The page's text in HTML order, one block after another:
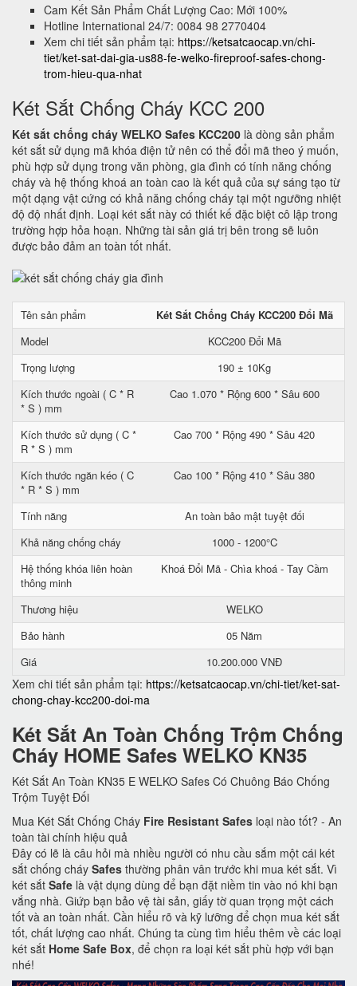
Cam Kết Sản Phẩm Chất Lượng Cao: Mới 100%
Hotline International 24/7: 0084 98 2770404
Xem chi tiết sản phẩm tại: https://ketsatcaocap.vn/chi-
tiet/ket-sat-dai-gia-us88-fe-welko-fireproof-safes-chong-
trom-hieu-qua-nhat
Két Sắt Chống Cháy KCC 200
Két sắt chống cháy WELKO Safes KCC200 là dòng sản phẩm
két sắt sử dụng mã khóa điện tử nên có thể đổi mã theo ý muốn,
phù hợp sử dụng trong văn phòng, gia đình có tính năng chống
cháy và hệ thống khoá an toàn cao là kết quả của sự sáng tạo từ
một dạng vật cứng có khả năng chống cháy tại một ngưỡng nhiệt
độ độ nhất định. Loại két sắt này có thiết kế đặc biệt cô lập trong
trường hợp hỏa hoạn. Những tài sản giá trị bên trong sẽ luôn
được bảo đảm an toàn tốt nhất.
Tên sản phẩm
Két Sắt Chống Cháy KCC200 Đổi Mã
Model
KCC200 Đổi Mã
Trọng lượng
190 ± 10Kg
Kích thước ngoài ( C * R
* S ) mm
Cao 1.070 * Rộng 600 * Sâu 600
Kích thước sử dụng ( C *
R * S ) mm
Cao 700 * Rộng 490 * Sâu 420
Kích thước ngăn kéo ( C
* R * S ) mm
Cao 100 * Rộng 410 * Sâu 380
Tính năng
An toàn bảo mật tuyệt đối
Khả năng chống cháy
1000 - 1200°C
Hệ thống khóa liên hoàn
thông minh
Khoá Đổi Mã - Chìa khoá - Tay Cầm
Thương hiệu
WELKO
Bảo hành
05 Năm
Giá
10.200.000 VNĐ
Xem chi tiết sản phẩm tại: https://ketsatcaocap.vn/chi-tiet/ket-sat-
chong-chay-kcc200-doi-ma
Két Sắt An Toàn Chống Trộm Chống
Cháy HOME Safes WELKO KN35
Két Sắt An Toàn KN35 E WELKO Safes Có Chuông Báo Chống
Trộm Tuyệt Đối
Mua Két Sắt Chống Cháy Fire Resistant Safes loại nào tốt? - An
toàn tài chính hiệu quả
Đây có lẽ là câu hỏi mà nhiều người có nhu cầu sắm một cái két
sắt chống cháy Safes thường phân vân trước khi mua két sắt. Vì
két sắt Safe là vật dụng dùng để bạn đặt niềm tin vào nó khi bạn
vắng nhà. Giứp bạn bảo vệ tài sản, giấy tờ quan trọng một cách
tốt và an toàn nhất. Cần hiểu rõ và kỹ lưỡng để chọn mua két sắt
tốt, chất lượng cao nhất. Chúng ta cùng tìm hiểu thêm về các loại
két sắt Home Safe Box, để chọn ra loại két sắt phù hợp với bạn
nhé!